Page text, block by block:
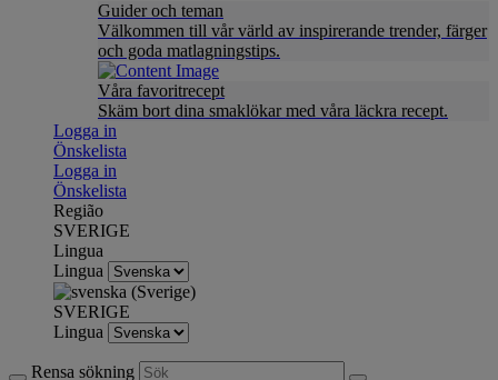
Guider och teman
Välkommen till vår värld av inspirerande trender, färger
och goda matlagningstips.
Våra favoritrecept
Skäm bort dina smaklökar med våra läckra recept.
Logga in
Önskelista
Logga in
Önskelista
Região
SVERIGE
Lingua
Lingua
SVERIGE
Lingua
Rensa sökning